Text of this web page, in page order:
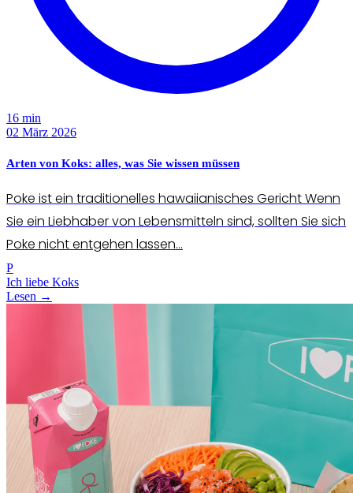
16 min
02 März 2026
Arten von Koks: alles, was Sie wissen müssen
Poke ist ein traditionelles hawaiianisches Gericht Wenn
Sie ein Liebhaber von Lebensmitteln sind, sollten Sie sich
Poke nicht entgehen lassen...
P
Ich liebe Koks
Lesen →